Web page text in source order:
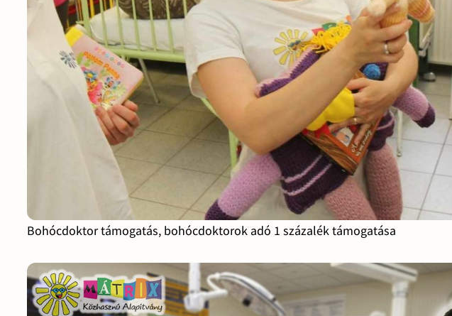
Bohócdoktor támogatás, bohócdoktorok adó 1 százalék támogatása